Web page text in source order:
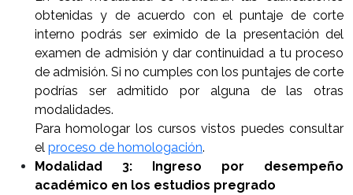
obtenidas y de acuerdo con el puntaje de corte
interno podrás ser eximido de la presentación del
examen de admisión y dar continuidad a tu proceso
de admisión. Si no cumples con los puntajes de corte
podrías ser admitido por alguna de las otras
modalidades.
Para homologar los cursos vistos puedes consultar
el proceso de homologación.
Modalidad 3: Ingreso por desempeño
académico en los estudios pregrado